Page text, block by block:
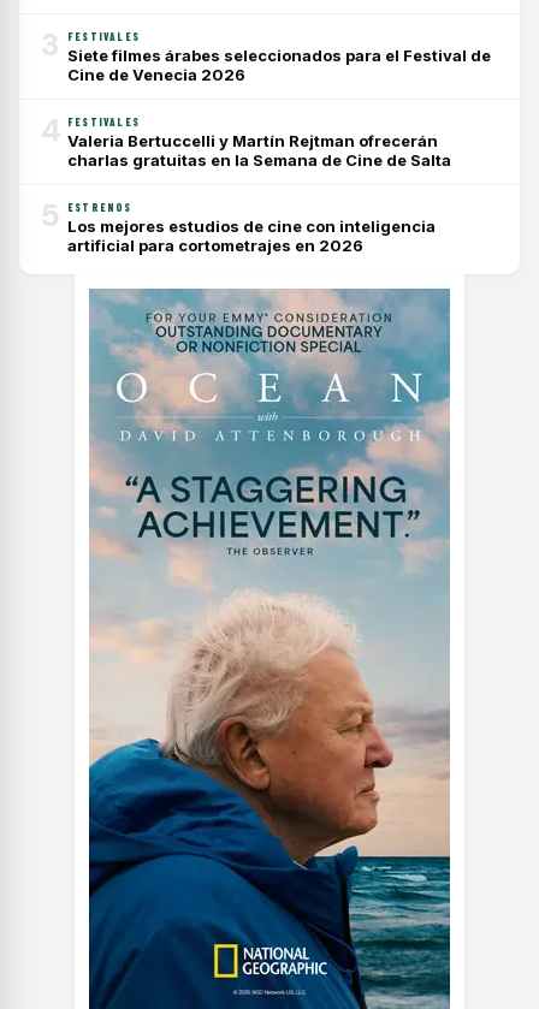
3 FESTIVALES
Siete filmes árabes seleccionados para el Festival de
Cine de Venecia 2026
4 FESTIVALES
Valeria Bertuccelli y Martín Rejtman ofrecerán
charlas gratuitas en la Semana de Cine de Salta
5 ESTRENOS
Los mejores estudios de cine con inteligencia
artificial para cortometrajes en 2026